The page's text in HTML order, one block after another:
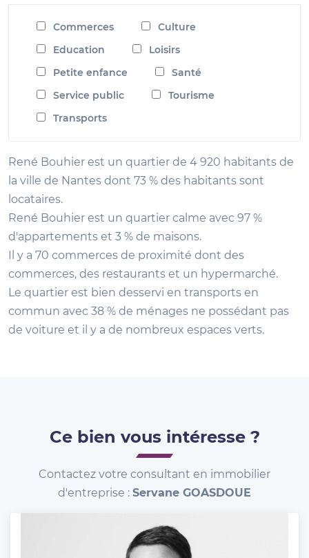
Commerces
Culture
Education
Loisirs
Petite enfance
Santé
Service public
Tourisme
Transports
René Bouhier est un quartier de 4 920 habitants de
la ville de Nantes dont 73 % des habitants sont
locataires.
René Bouhier est un quartier calme avec 97 %
d'appartements et 3 % de maisons.
Il y a 70 commerces de proximité dont des
commerces, des restaurants et un hypermarché.
Le quartier est bien desservi en transports en
commun avec 38 % de ménages ne possédant pas
de voiture et il y a de nombreux espaces verts.
Ce bien vous intéresse ?
Contactez votre consultant en immobilier
d'entreprise : Servane GOASDOUE